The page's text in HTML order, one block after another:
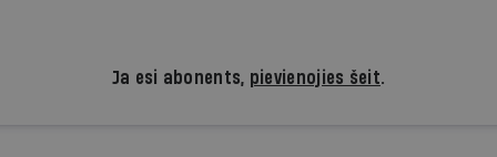
Ja esi abonents, pievienojies šeit.